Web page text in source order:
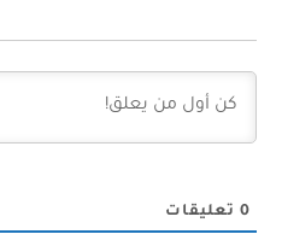
0 تعليقات